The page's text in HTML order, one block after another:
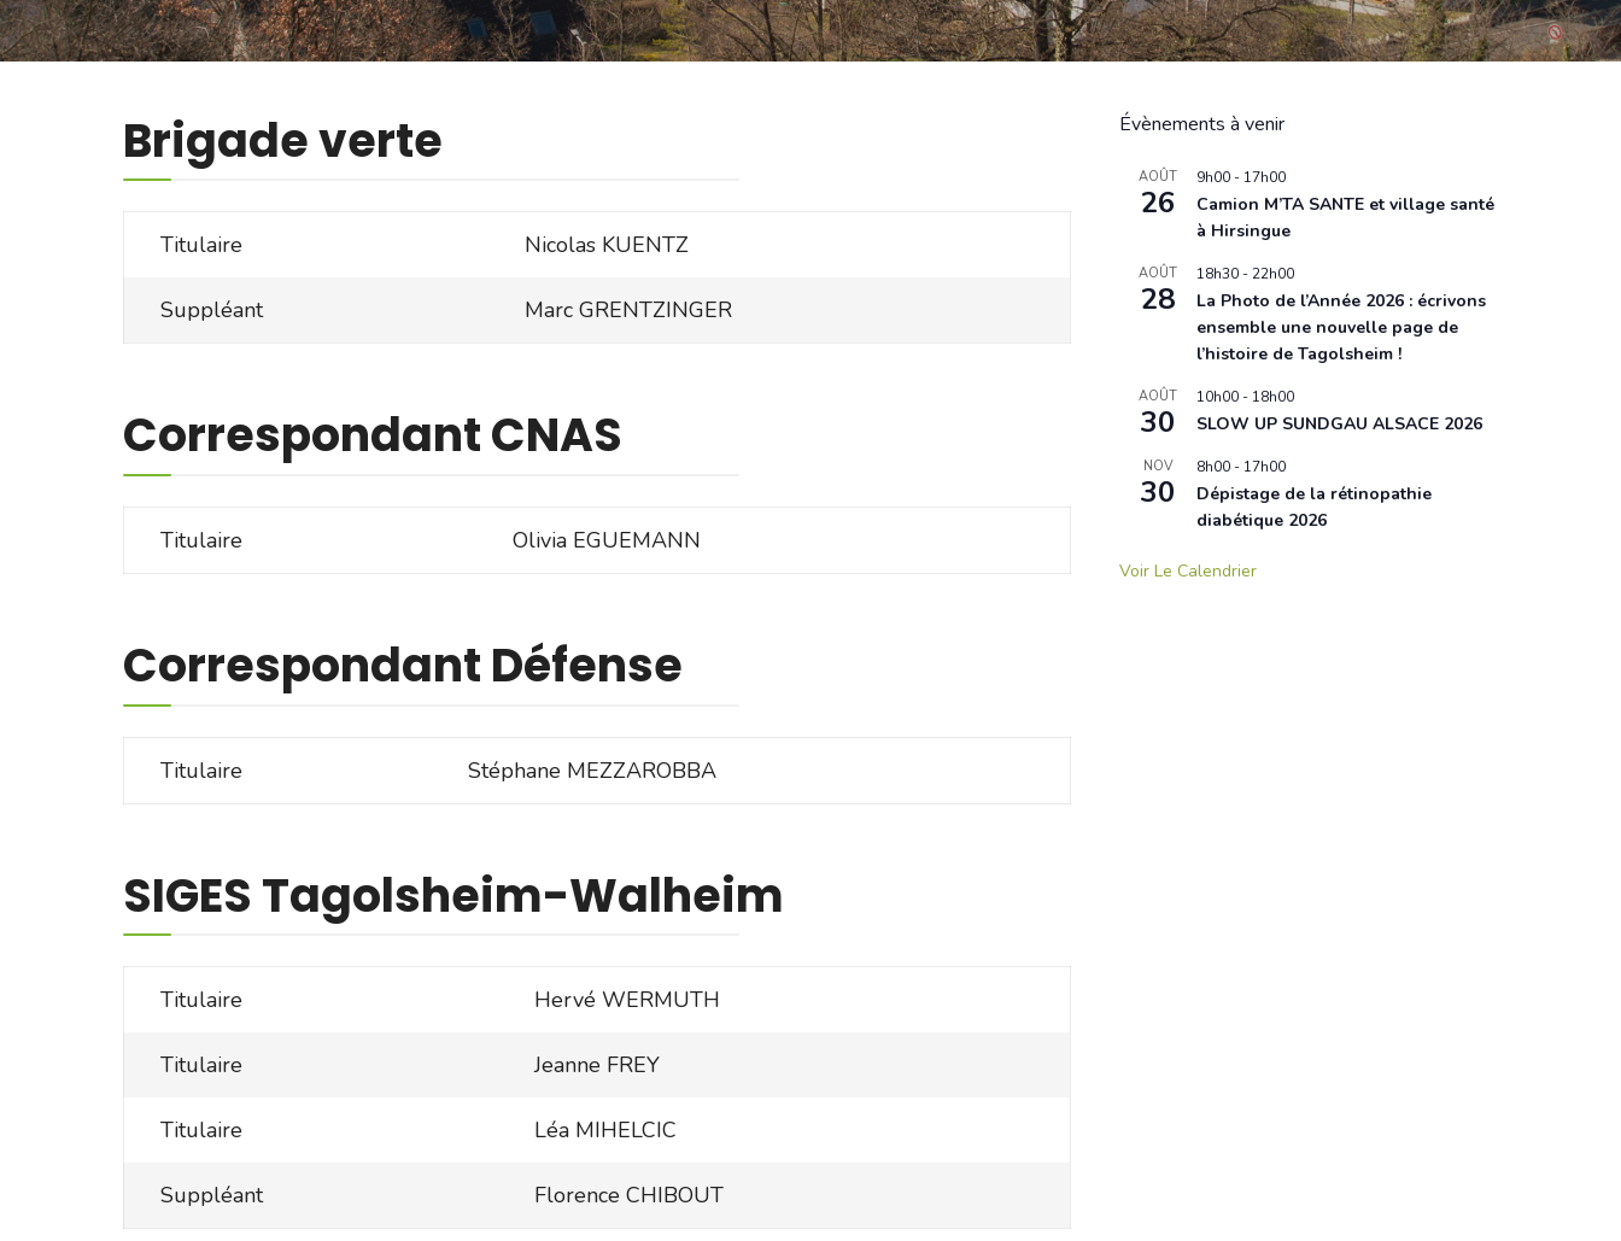
Brigade verte
Titulaire Nicolas KUENTZ
Suppléant Marc GRENTZINGER
Correspondant CNAS
Titulaire Olivia EGUEMANN
Correspondant Défense
Titulaire Stéphane MEZZAROBBA
SIGES Tagolsheim-Walheim
Titulaire Hervé WERMUTH
Titulaire Jeanne FREY
Titulaire Léa MIHELCIC
Suppléant Florence CHIBOUT
Évènements à venir
AOÛT
26
9h00 - 17h00
Camion M’TA SANTE et village santé
à Hirsingue
AOÛT
28
18h30 -22h00
La Photo de l’Année 2026 : écrivons
ensemble une nouvelle page de
l’histoire de Tagolsheim !
AOÛT
30
10h00 - 18h00
SLOW UP SUNDGAU ALSACE 2026
NOV
30
8h00 - 17h00
Dépistage de la rétinopathie
diabétique 2026
Voir Le Calendrier